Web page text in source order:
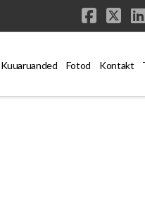
X
Kuuaruanded Fotod Kontakt